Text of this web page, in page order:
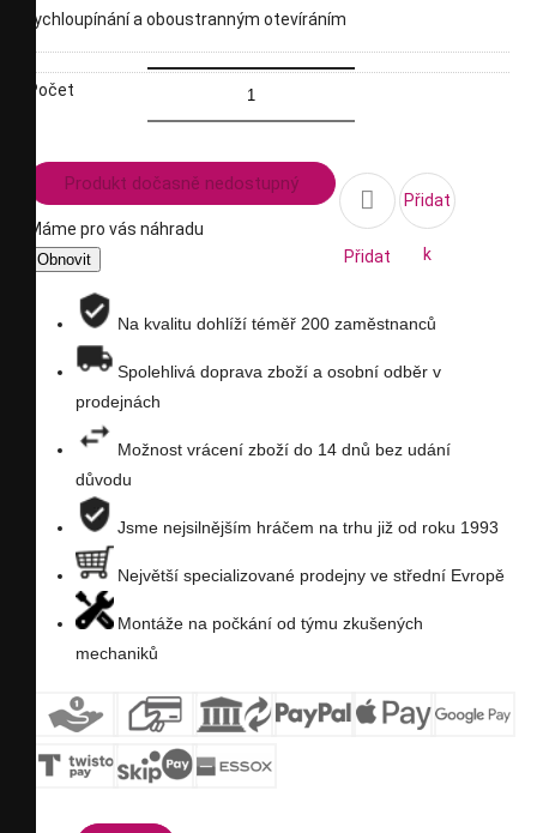
rychloupínání a oboustranným otevíráním
Počet
Produkt dočasně nedostupný
Máme pro vás náhradu

Přidat
seznam
Přidat
k
Na kvalitu dohlíží téměř 200 zaměstnanců
Spolehlivá doprava zboží a osobní odběr v
prodejnách
Možnost vrácení zboží do 14 dnů bez udání
důvodu
Jsme nejsilnějším hráčem na trhu již od roku 1993
Největší specializované prodejny ve střední Evropě
Montáže na počkání od týmu zkušených
mechaniků